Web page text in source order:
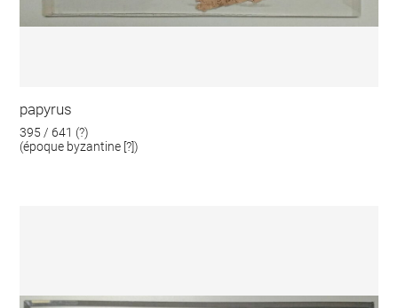
papyrus
395 / 641 (?)
(époque byzantine [?])